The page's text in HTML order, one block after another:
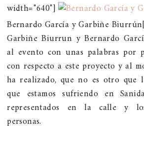
width="640"]
Bernardo García y Garbiñe
Garbiñe Biurrun y Bernardo
al evento con unas palabras por
con respecto a este proyecto y al
ha realizado, que no es otro que
que estamos sufriendo en
representados en la calle y
personas.